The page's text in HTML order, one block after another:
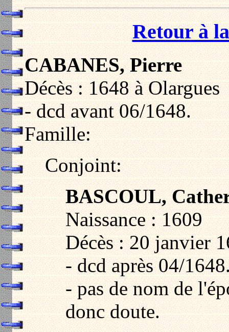
Retour à
CABANES, Pierre
Décès : 1648 à Olargues
- dcd avant 06/1648.
Famille:
Conjoint:
BASCOUL,
Naissance : 1609
Décès : 20 janvier
- dcd après 04/
- pas de nom de
donc doute.